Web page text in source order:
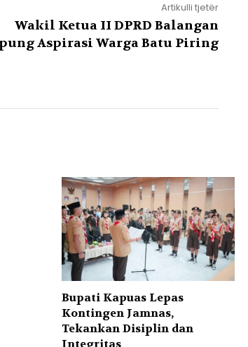
Artikulli tjetër
Wakil Ketua II DPRD Balangan
Aspirasi Warga Batu Piring
Bupati Kapuas Lepas
Kontingen Jamnas,
Tekankan Disiplin dan